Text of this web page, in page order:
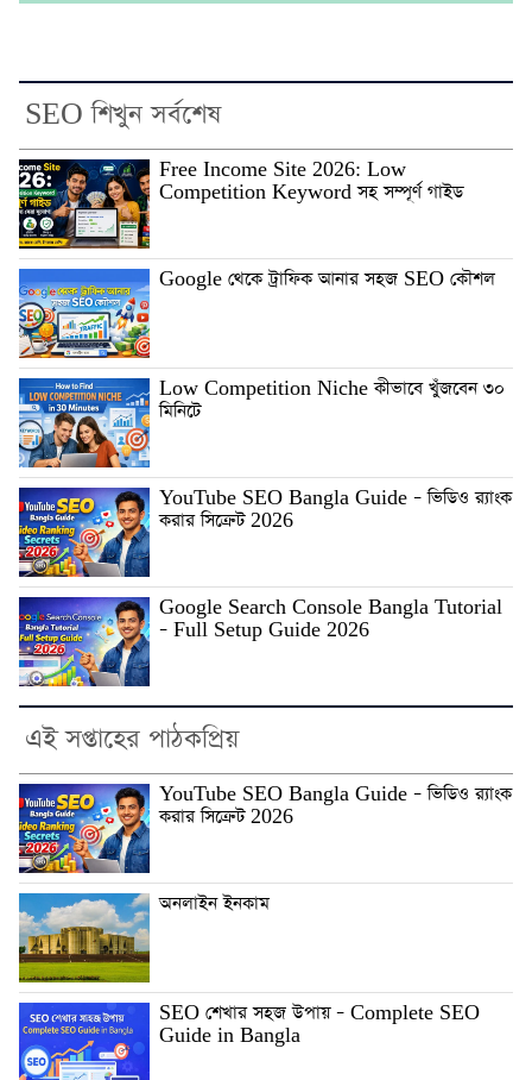
SEO শিখুন সর্বশেষ
Free Income Site 2026: Low
Competition Keyword সহ সম্পূর্ণ গাইড
Google থেকে ট্রাফিক আনার সহজ SEO কৌশল
Low Competition Niche কীভাবে খুঁজবেন ৩০
মিনিটে
YouTube SEO Bangla Guide – ভিডিও র‍্যাংক
করার সিক্রেট 2026
Google Search Console Bangla Tutorial
– Full Setup Guide 2026
এই সপ্তাহের পাঠকপ্রিয়
YouTube SEO Bangla Guide – ভিডিও র‍্যাংক
করার সিক্রেট 2026
অনলাইন ইনকাম
SEO শেখার সহজ উপায় – Complete SEO
Guide in Bangla